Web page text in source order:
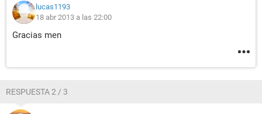
lucas1193
18 abr 2013 a las 22:00
Gracias men
RESPUESTA 2 / 3